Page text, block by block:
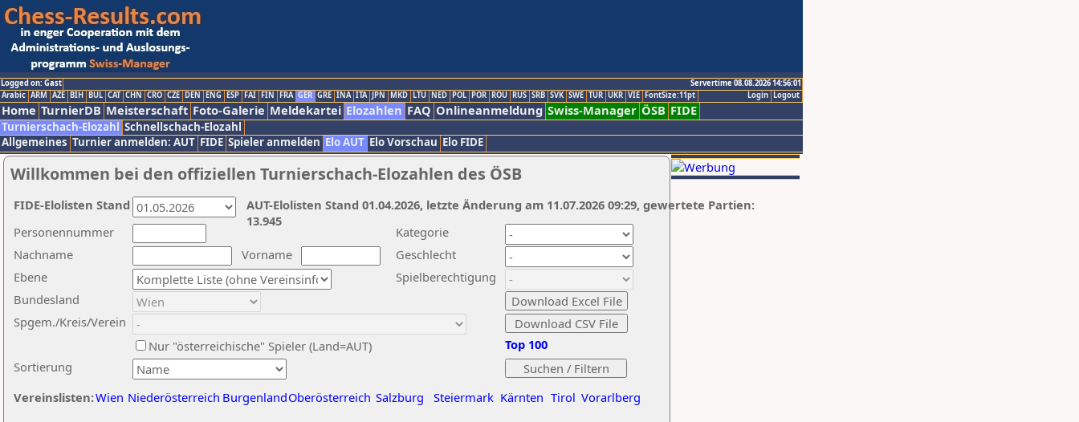
Logged on: Gast
Servertime 08.08.2026 14:56:01
Logout
Login
Arabic ARM AZE BIH BUL CAT CHN CRO CZE DEN ENG ESP FAI FIN FRA GER GRE INA ITA JPN MKD LTU NED POL POR ROU RUS SRB SVK SWE TUR UKR VIE FontSize:11pt
Home TurnierDB Meisterschaft Foto-Galerie Meldekartei Elozahlen FAQ Onlineanmeldung Swiss-Manager ÖSB FIDE
Turnierschach-Elozahl Schnellschach-Elozahl
Allgemeines Turnier anmelden: AUT FIDE Spieler anmelden Elo AUT Elo Vorschau Elo FIDE
Willkommen bei den offiziellen Turnierschach-Elozahlen des ÖSB
Nachname
Vorname
Ebene
Kategorie
Sortierung
Personennummer
Bundesland
Spgem./Kreis/Verein
Geschlecht
Nur "österreichische" Spieler (Land=AUT)
Spielberechtigung
Vereinslisten:Wien Niederösterreich BurgenlandOberösterreich Salzburg Steiermark Kärnten Tirol Vorarlberg
Top 100
AUT-Elolisten Stand 01.04.2026, letzte Änderung am 11.07.2026 09:29, gewertete Partien:
13.945
FIDE-Elolisten Stand